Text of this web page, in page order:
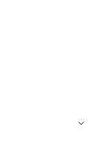
何用AI提
至秒级、